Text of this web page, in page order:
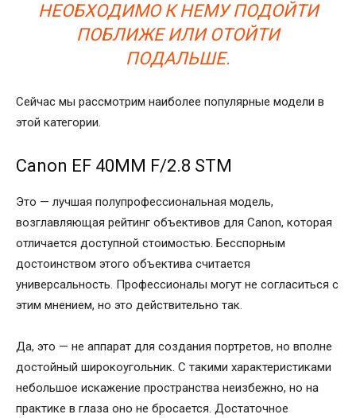
НЕОБХОДИМО К НЕМУ ПОДОЙТИ
ПОБЛИЖЕ ИЛИ ОТОЙТИ
ПОДАЛЬШЕ.
Сейчас мы рассмотрим наиболее популярные модели в
этой категории.
Canon EF 40MM F/2.8 STM
Это — лучшая полупрофессиональная модель,
возглавляющая рейтинг объективов для Canon, которая
отличается доступной стоимостью. Бесспорным
достоинством этого объектива считается
универсальность. Профессионалы могут не согласиться с
этим мнением, но это действительно так.
Да, это — не аппарат для создания портретов, но вполне
достойный широкоугольник. С такими характеристиками
небольшое искажение пространства неизбежно, но на
практике в глаза оно не бросается. Достаточное